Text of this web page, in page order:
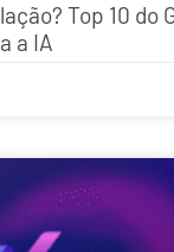
Top 10 do
a IA